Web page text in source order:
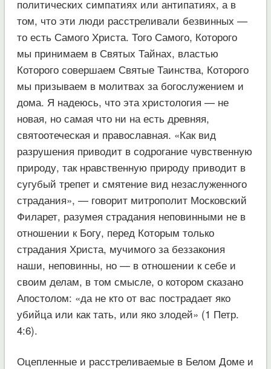
политических симпатиях или антипатиях, а в
том, что эти люди расстреливали безвинных —
то есть Самого Христа. Того Самого, Которого
мы принимаем в Святых Тайнах, властью
Которого совершаем Святые Таинства, Которого
мы призываем в молитвах за богослужением и
дома. Я надеюсь, что эта христология — не
новая, но самая что ни на есть древняя,
святоотеческая и православная. «Как вид
разрушения приводит в содрогание чувственную
природу, так нравственную природу приводит в
сугубый трепет и смятение вид незаслуженного
страдания», — говорит митрополит Московский
Филарет, разумея страдания неповинными не в
отношении к Богу, перед Которым только
страдания Христа, мучимого за беззакония
наши, неповинны, но — в отношении к себе и
своим делам, в том смысле, о котором сказано
Апостолом: «да не кто от вас пострадает яко
убийца или как тать, или яко злодей» (1 Петр.
4:6).
Оцепленные и расстреливаемые в Белом Доме и